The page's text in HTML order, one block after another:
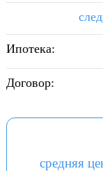
Ипотека:
Договор:
средняя